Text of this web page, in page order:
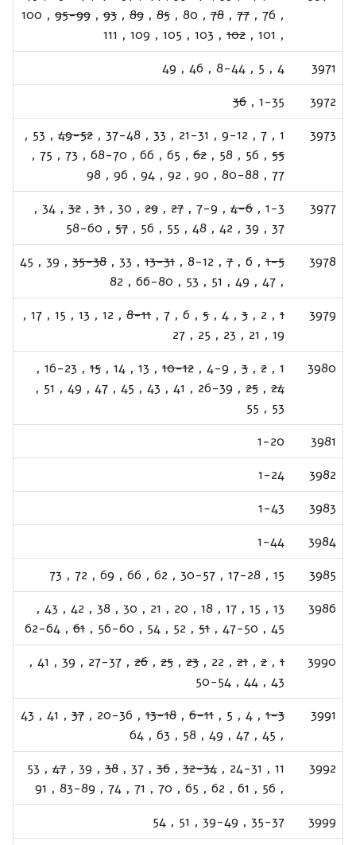
,
76
,
77
,
78
,
80
,
85
,
89
,
93
,
95-99
,
100
,
101
,
102
,
103
,
105
,
109
,
111
3971
4
,
5
,
8-44
,
46
,
49
3972
1-35
,
36
3973
1
,
7
,
9-12
,
21-31
,
33
,
37-48
,
49-52
,
53
,
55
,
56
,
58
,
62
,
65
,
66
,
68-70
,
73
,
75
,
77
,
80-88
,
90
,
92
,
94
,
96
,
98
3977
1-3
,
4-6
,
7-9
,
27
,
29
,
30
,
31
,
32
,
34
,
37
,
39
,
42
,
48
,
55
,
56
,
57
,
58-60
3978
1-5
,
6
,
7
,
8-12
,
13-31
,
33
,
35-38
,
39
,
45
,
47
,
49
,
51
,
53
,
66-80
,
82
3979
1
,
2
,
3
,
4
,
5
,
6
,
7
,
8-11
,
12
,
13
,
15
,
17
,
19
,
21
,
23
,
25
,
27
3980
1
,
2
,
3
,
4-9
,
10-12
,
13
,
14
,
15
,
16-23
,
24
,
25
,
26-39
,
41
,
43
,
45
,
47
,
49
,
51
,
53
,
55
3981
1-20
3982
1-24
3983
1-43
3984
1-44
3985
15
,
17-28
,
30-57
,
62
,
66
,
69
,
72
,
73
3986
13
,
15
,
17
,
18
,
20
,
21
,
30
,
38
,
42
,
43
,
45
,
47-50
,
51
,
52
,
54
,
56-60
,
61
,
62-64
3990
1
,
2
,
21
,
22
,
23
,
25
,
26
,
27-37
,
39
,
41
,
43
,
44
,
50-54
3991
1-3
,
4
,
5
,
6-11
,
13-18
,
20-36
,
37
,
41
,
43
,
45
,
47
,
49
,
58
,
63
,
64
3992
11
,
24-31
,
32-34
,
36
,
37
,
38
,
39
,
47
,
53
,
56
,
61
,
62
,
65
,
70
,
71
,
74
,
83-89
,
91
3999
35-37
,
39-49
,
51
,
54